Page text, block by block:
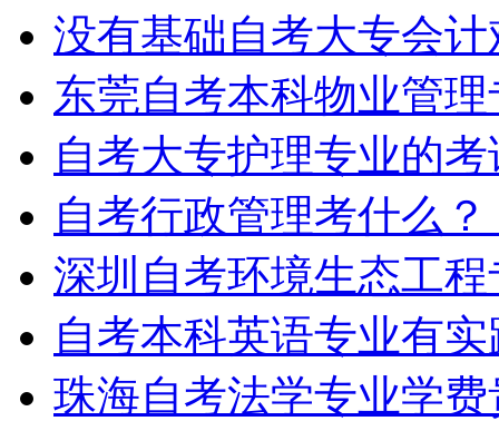
没有基础自考大专会
东莞自考本科物业管
自考大专护理专业的
自考行政管理考什么？
深圳自考环境生态工
自考本科英语专业有
珠海自考法学专业学